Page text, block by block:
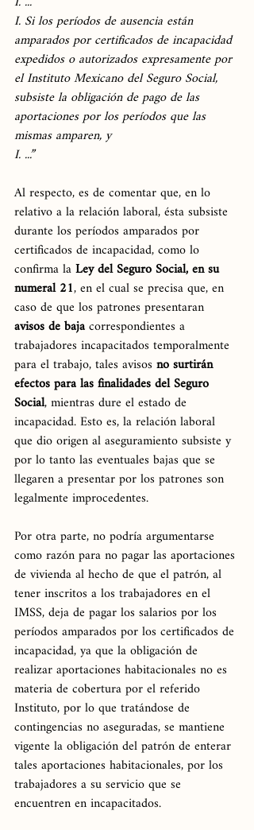
I. Si los períodos de ausencia están
amparados por certificados de incapacidad
expedidos o autorizados expresamente por
el Instituto Mexicano del Seguro Social,
subsiste la obligación de pago de las
aportaciones por los períodos que las
mismas amparen, y
I. ...”
Al respecto, es de comentar que, en lo
relativo a la relación laboral, ésta subsiste
durante los períodos amparados por
certificados de incapacidad, como lo
confirma la Ley del Seguro Social, en su
numeral 21, en el cual se precisa que, en
caso de que los patrones presentaran
avisos de baja correspondientes a
trabajadores incapacitados temporalmente
para el trabajo, tales avisos no surtirán
efectos para las finalidades del Seguro
Social, mientras dure el estado de
incapacidad. Esto es, la relación laboral
que dio origen al aseguramiento subsiste y
por lo tanto las eventuales bajas que se
llegaren a presentar por los patrones son
legalmente improcedentes.
Por otra parte, no podría argumentarse
como razón para no pagar las aportaciones
de vivienda al hecho de que el patrón, al
tener inscritos a los trabajadores en el
IMSS, deja de pagar los salarios por los
períodos amparados por los certificados de
incapacidad, ya que la obligación de
realizar aportaciones habitacionales no es
materia de cobertura por el referido
Instituto, por lo que tratándose de
contingencias no aseguradas, se mantiene
vigente la obligación del patrón de enterar
tales aportaciones habitacionales, por los
trabajadores a su servicio que se
encuentren en incapacitados.